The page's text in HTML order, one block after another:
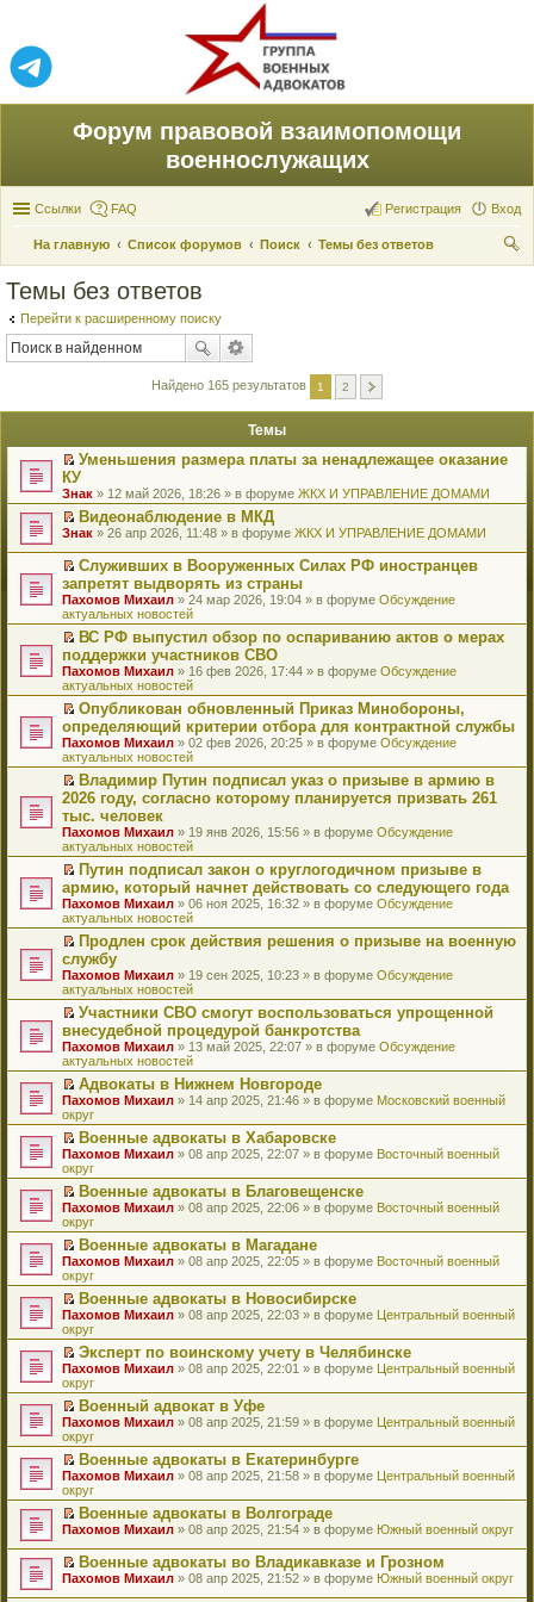
Форум правовой взаимопомощи
военнослужащих
Ссылки FAQ Вход
Регистрация
На главную Список форумов Поиск
Темы без ответов
Темы без ответов
Перейти к расширенному поиску
Найдено 165 результатов 1 2
Темы
П
е
р
е
й
и
к
п
е
р
в
о
м
у
н
е
п
р
о
ч
и
т
а
н
н
о
м
у
с
о
о
б
щ
е
н
и
ю
Уменьшения размера платы за ненадлежащее оказание
КУ
Знак » 12 май 2026, 18:26 » в форуме ЖКХ И УПРАВЛЕНИЕ ДОМАМИ
П
р
е
й
т
и
к
п
е
р
в
о
м
у
н
е
п
р
о
ч
и
т
а
н
н
о
м
у
с
о
о
б
щ
е
н
и
ю
Видеонаблюдение в МКД
Знак » 26 апр 2026, 11:48 » в форуме ЖКХ И УПРАВЛЕНИЕ ДОМАМИ
П
е
р
е
й
т
и
к
п
е
р
в
о
м
у
н
е
п
р
о
ч
и
т
а
н
н
о
м
у
с
о
о
б
щ
е
н
и
ю
Служивших в Вооруженных Силах РФ иностранцев
запретят выдворять из страны
Пахомов Михаил » 24 мар 2026, 19:04 » в форуме Обсуждение
актуальных новостей
П
е
р
е
й
т
и
к
п
е
р
в
о
м
у
н
е
п
р
о
ч
и
т
а
н
н
о
м
у
с
о
о
б
щ
е
н
и
ю
ВС РФ выпустил обзор по оспариванию актов о мерах
поддержки участников СВО
Пахомов Михаил » 16 фев 2026, 17:44 » в форуме Обсуждение
актуальных новостей
П
е
р
е
й
т
и
к
п
е
р
в
о
м
у
н
е
п
р
о
ч
и
т
а
н
н
о
м
у
с
о
о
б
щ
е
н
и
ю
Опубликован обновленный Приказ Минобороны,
определяющий критерии отбора для контрактной службы
Пахомов Михаил » 02 фев 2026, 20:25 » в форуме Обсуждение
актуальных новостей
П
е
р
е
й
т
и
к
п
е
р
в
о
м
у
н
е
п
р
о
ч
и
т
а
н
н
о
м
у
с
о
о
б
щ
е
н
и
ю
Владимир Путин подписал указ о призыве в армию в
2026 году, согласно которому планируется призвать 261
тыс. человек
Пахомов Михаил » 19 янв 2026, 15:56 » в форуме Обсуждение
актуальных новостей
П
е
р
е
й
т
и
к
п
е
р
в
о
м
у
н
е
п
р
о
ч
и
т
а
н
н
о
м
у
с
о
о
б
щ
е
н
и
ю
Путин подписал закон о круглогодичном призыве в
армию, который начнет действовать со следующего года
Пахомов Михаил » 06 ноя 2025, 16:32 » в форуме Обсуждение
актуальных новостей
П
е
р
е
й
т
и
к
п
е
р
в
о
м
у
н
е
п
р
о
ч
и
т
а
н
н
о
м
у
с
о
о
б
щ
е
н
и
ю
Продлен срок действия решения о призыве на военную
службу
Пахомов Михаил » 19 сен 2025, 10:23 » в форуме Обсуждение
актуальных новостей
П
е
р
е
й
т
и
к
п
е
р
в
о
м
у
н
е
п
р
о
ч
и
т
а
н
н
о
м
у
с
о
о
б
щ
е
н
ю
Участники СВО смогут воспользоваться упрощенной
внесудебной процедурой банкротства
Пахомов Михаил » 13 май 2025, 22:07 » в форуме Обсуждение
актуальных новостей
П
е
р
е
й
т
и
к
п
е
р
в
о
м
у
н
е
п
р
о
ч
и
т
а
н
н
о
м
у
с
о
б
щ
е
н
Адвокаты в Нижнем Новгороде
Пахомов Михаил » 14 апр 2025, 21:46 » в форуме Московский военный
округ
П
е
р
е
й
т
и
к
п
е
р
в
о
м
у
н
е
п
р
о
ч
и
т
а
н
н
о
м
у
с
о
Военные адвокаты в Хабаровске
Пахомов Михаил » 08 апр 2025, 22:07 » в форуме Восточный военный
округ
П
е
р
е
й
т
и
к
п
е
р
в
о
м
у
н
е
п
р
о
ч
и
т
а
н
н
о
Военные адвокаты в Благовещенске
Пахомов Михаил » 08 апр 2025, 22:06 » в форуме Восточный военный
округ
П
е
р
е
й
т
и
к
п
е
р
в
о
м
у
н
е
п
р
о
и
т
а
Военные адвокаты в Магадане
Пахомов Михаил » 08 апр 2025, 22:05 » в форуме Восточный военный
округ
П
е
р
е
й
т
и
к
п
е
р
в
о
м
у
н
п
р
о
ч
Военные адвокаты в Новосибирске
Пахомов Михаил » 08 апр 2025, 22:03 » в форуме Центральный военный
округ
П
е
р
е
й
т
и
к
п
е
р
в
о
м
у
н
Эксперт по воинскому учету в Челябинске
Пахомов Михаил » 08 апр 2025, 22:01 » в форуме Центральный военный
округ
П
е
р
е
й
т
и
к
п
е
р
в
Военный адвокат в Уфе
Пахомов Михаил » 08 апр 2025, 21:59 » в форуме Центральный военный
округ
П
е
р
е
й
и
к
п
Военные адвокаты в Екатеринбурге
Пахомов Михаил » 08 апр 2025, 21:58 » в форуме Центральный военный
округ
П
р
е
й
т
Военные адвокаты в Волгограде
Пахомов Михаил » 08 апр 2025, 21:54 » в форуме Южный военный округ
П
Военные адвокаты во Владикавказе и Грозном
Пахомов Михаил » 08 апр 2025, 21:52 » в форуме Южный военный округ